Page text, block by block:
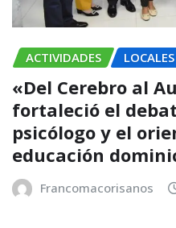
ACTIVIDADES LOCALES
«Del Cerebro al
fortaleció el
psicólogo y el
educación
Francomacorisanos